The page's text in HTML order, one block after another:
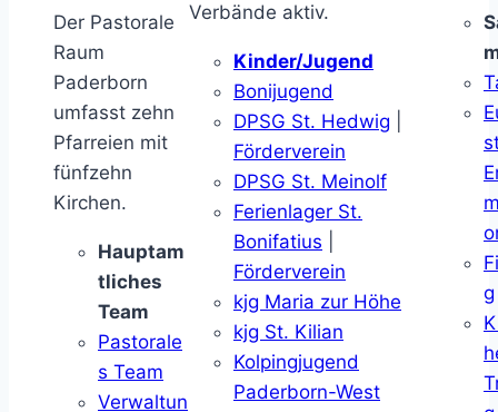
Der Pastorale
Raum
Paderborn
umfasst zehn
Pfarreien mit
fünfzehn
Kirchen.
Hauptam
tliches
Team
Pastorale
s Team
Verwaltun
Verbände aktiv.
Kinder/Jugend
Bonijugend
DPSG St. Hedwig
Förderverein
DPSG St. Meinolf
Ferienlager St.
Bonifatius
Förderverein
kjg Maria zur Höhe
kjg St. Kilian
Kolpingjugend
Paderborn-West
g